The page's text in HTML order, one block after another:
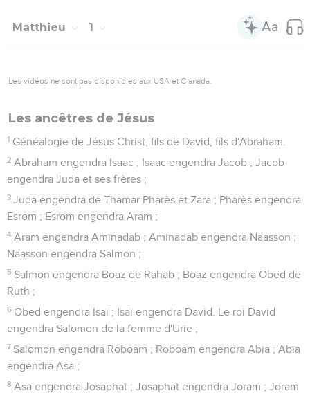
Matthieu 1
Les vidéos ne sont pas disponibles aux USA et C anada.
Les ancêtres de Jésus
1 Généalogie de Jésus Christ, fils de David, fils d'Abraham.
2 Abraham engendra Isaac ; Isaac engendra Jacob ; Jacob
engendra Juda et ses frères ;
3 Juda engendra de Thamar Pharès et Zara ; Pharès engendra
Esrom ; Esrom engendra Aram ;
4 Aram engendra Aminadab ; Aminadab engendra Naasson ;
Naasson engendra Salmon ;
5 Salmon engendra Boaz de Rahab ; Boaz engendra Obed de
Ruth ;
6 Obed engendra Isaï ; Isaï engendra David. Le roi David
engendra Salomon de la femme d'Urie ;
7 Salomon engendra Roboam ; Roboam engendra Abia ; Abia
engendra Asa ;
8 Asa engendra Josaphat ; Josaphat engendra Joram ; Joram